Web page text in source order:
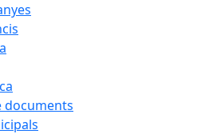
documents